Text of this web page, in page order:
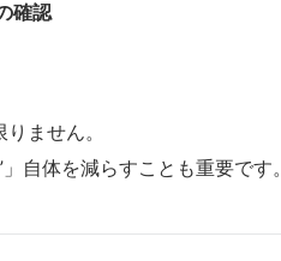
確認
ません。
自体を減らすことも重要です。